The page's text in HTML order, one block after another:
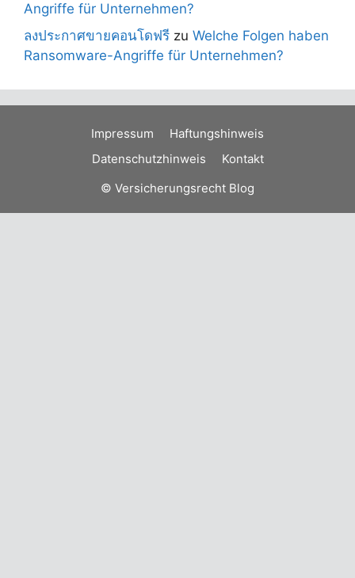
Angriffe für Unternehmen?
ลงประกาศขายคอนโดฟรี zu Welche Folgen haben
Ransomware-Angriffe für Unternehmen?
Impressum
Haftungshinweis
Datenschutzhinweis
Kontakt
© Versicherungsrecht Blog